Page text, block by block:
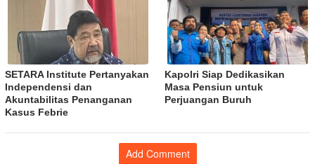
SETARA Institute Pertanyakan
Independensi dan
Akuntabilitas Penanganan
Kasus Febrie
Kapolri Siap Dedikasikan
Masa Pensiun untuk
Perjuangan Buruh
Add Comment